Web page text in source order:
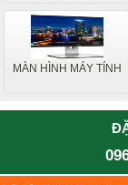
MÀN HÌNH MÁY TÍNH